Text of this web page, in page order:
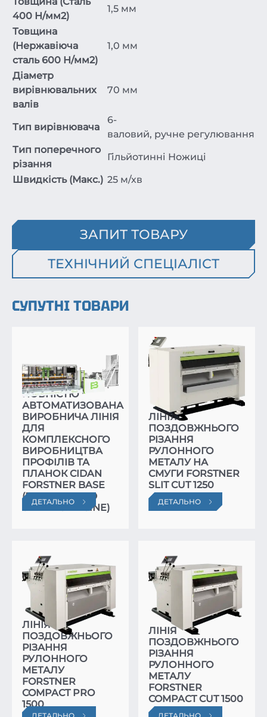
400 Н/мм2)
1,5 мм
Товщина
(Нержавіюча
сталь 600 Н/мм2)
1,0 мм
Діаметр
вирівнювальних
валів
70 мм
Тип вирівнювача
6-
валовий, ручне регулювання
Тип поперечного
різання
Гільйотинні Ножиці
Швидкість (Макс.) 25 м/хв
ЗАПИТ ТОВАРУ
ТЕХНІЧНИЙ СПЕЦІАЛІСТ
СУПУТНІ ТОВАРИ
ПОВНІСТЮ
АВТОМАТИЗОВАНА
ВИРОБНИЧА ЛІНІЯ
ДЛЯ
КОМПЛЕКСНОГО
ВИРОБНИЦТВА
ПРОФІЛІВ ТА
ПЛАНОК CIDAN
FORSTNER BASE
(BENDING AND
SLITTING ENGINE)
ДЕТАЛЬНО
ЛІНІЯ
ПОЗДОВЖНЬОГО
РІЗАННЯ
РУЛОННОГО
МЕТАЛУ НА
СМУГИ FORSTNER
SLIT CUT 1250
ДЕТАЛЬНО
ЛІНІЯ
ПОЗДОВЖНЬОГО
РІЗАННЯ
РУЛОННОГО
МЕТАЛУ
FORSTNER
COMPACT PRO
1500
ЛІНІЯ
ПОЗДОВЖНЬОГО
РІЗАННЯ
РУЛОННОГО
МЕТАЛУ
FORSTNER
COMPACT CUT 1500